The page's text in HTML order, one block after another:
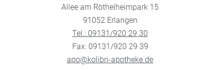
Allee am Röthelheimpark 15
91052 Erlangen
Tel.: 09131/920 29 30
Fax: 09131/920 29 39
apo@kolibri-apotheke.de